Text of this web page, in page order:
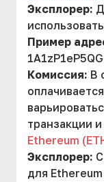
Эксплорер:
Пример
Комиссия: В
транзакции
Ethereum
Эксплорер:
для